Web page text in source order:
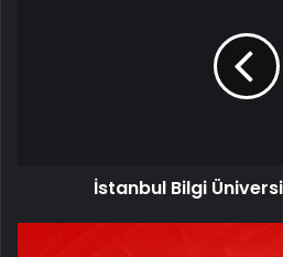
İstanbul Bilgi